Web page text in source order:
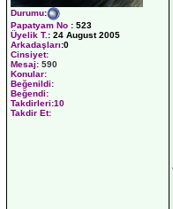
Durumu:
Papatyam No : 523
Üyelik T.: 24 August 2005
Arkadaşları:0
Cinsiyet:
Mesaj: 590
Konular:
Beğenildi:
Beğendi:
Takdirleri:10
Takdir Et: